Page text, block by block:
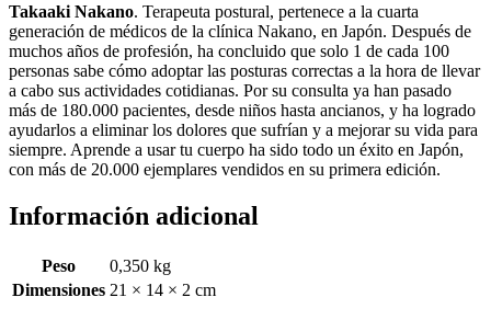
Takaaki Nakano. Terapeuta postural, pertenece a la cuarta
generación de médicos de la clínica Nakano, en Japón. Después de
muchos años de profesión, ha concluido que solo 1 de cada 100
personas sabe cómo adoptar las posturas correctas a la hora de llevar
a cabo sus actividades cotidianas. Por su consulta ya han pasado
más de 180.000 pacientes, desde niños hasta ancianos, y ha logrado
ayudarlos a eliminar los dolores que sufrían y a mejorar su vida para
siempre. Aprende a usar tu cuerpo ha sido todo un éxito en Japón,
con más de 20.000 ejemplares vendidos en su primera edición.
Información adicional
Peso
0,350 kg
Dimensiones 21 × 14 × 2 cm